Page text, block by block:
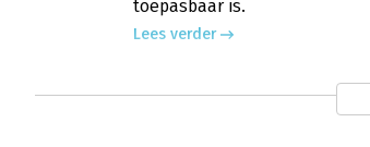
toepasbaar is.
Lees verder